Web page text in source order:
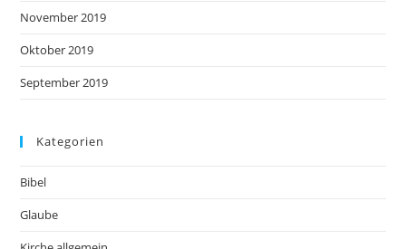
November 2019
Oktober 2019
September 2019
Kategorien
Bibel
Glaube